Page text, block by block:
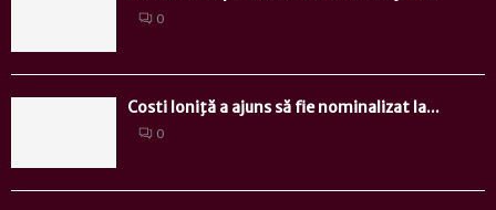
0
Costi Ioniţă a ajuns să fie nominalizat la...
0